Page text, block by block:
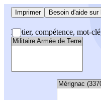
Imprimer Besoin d'aide
Métier, compétence, mot-